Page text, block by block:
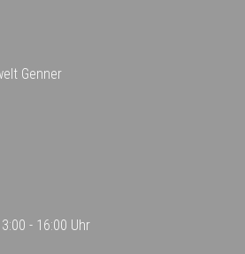
Genner
- 16:00 Uhr